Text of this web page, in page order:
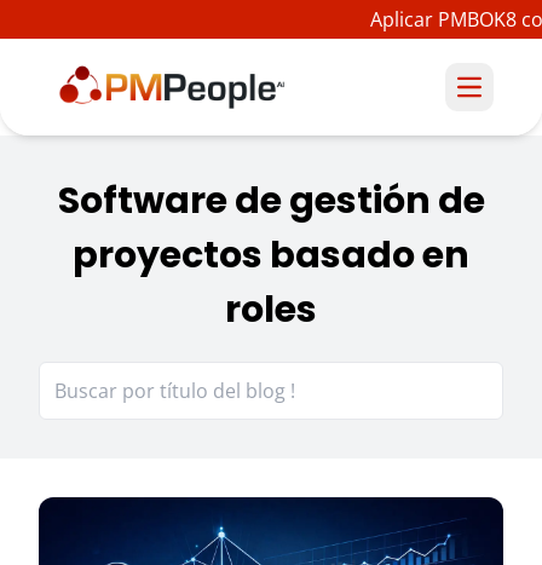
Aplicar PMBOK8
Software de gestión de
proyectos basado en
roles